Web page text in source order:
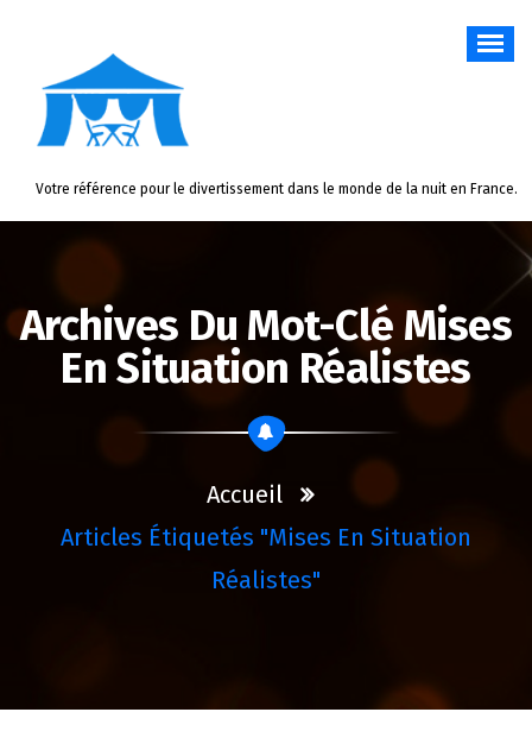
Votre référence pour le divertissement dans le monde de la nuit en France.
Archives Du Mot-Clé Mises
En Situation Réalistes
Accueil
Articles Étiquetés "mises En Situation
Réalistes"